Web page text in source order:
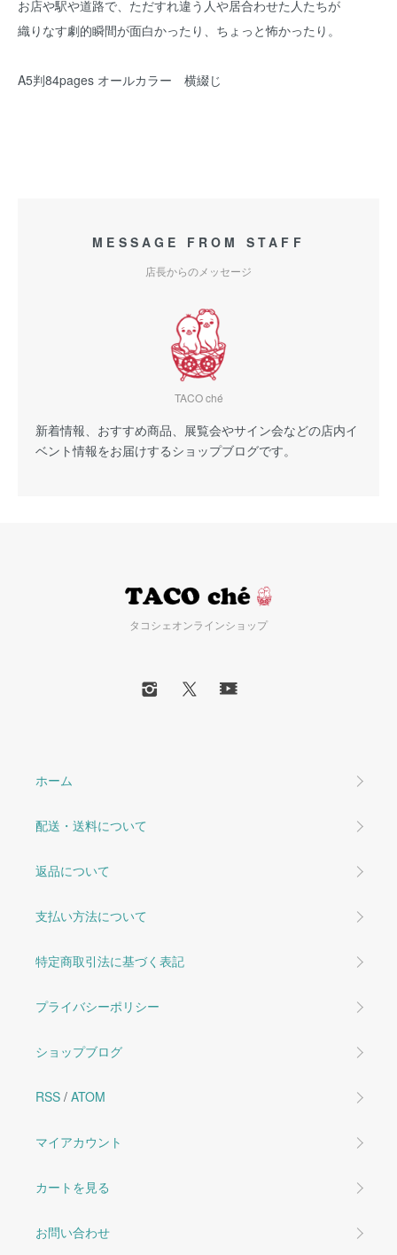
お店や駅や道路で、ただすれ違う人や居合わせた人たちが
織りなす劇的瞬間が面白かったり、ちょっと怖かったり。
A5判84pages オールカラー 横綴じ
MESSAGE FROM STAFF
店長からのメッセージ
TACO ché
新着情報、おすすめ商品、展覧会やサイン会などの店内イ
ベント情報をお届けするショップブログです。
タコシェオンラインショップ
ホーム
配送・送料について
返品について
支払い方法について
特定商取引法に基づく表記
プライバシーポリシー
ショップブログ
RSS / ATOM
マイアカウント
カートを見る
お問い合わせ